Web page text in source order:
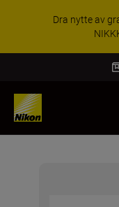
Dra nytte av